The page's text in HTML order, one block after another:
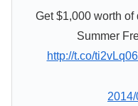
Get $1,000 worth
Summer
http://t.co/